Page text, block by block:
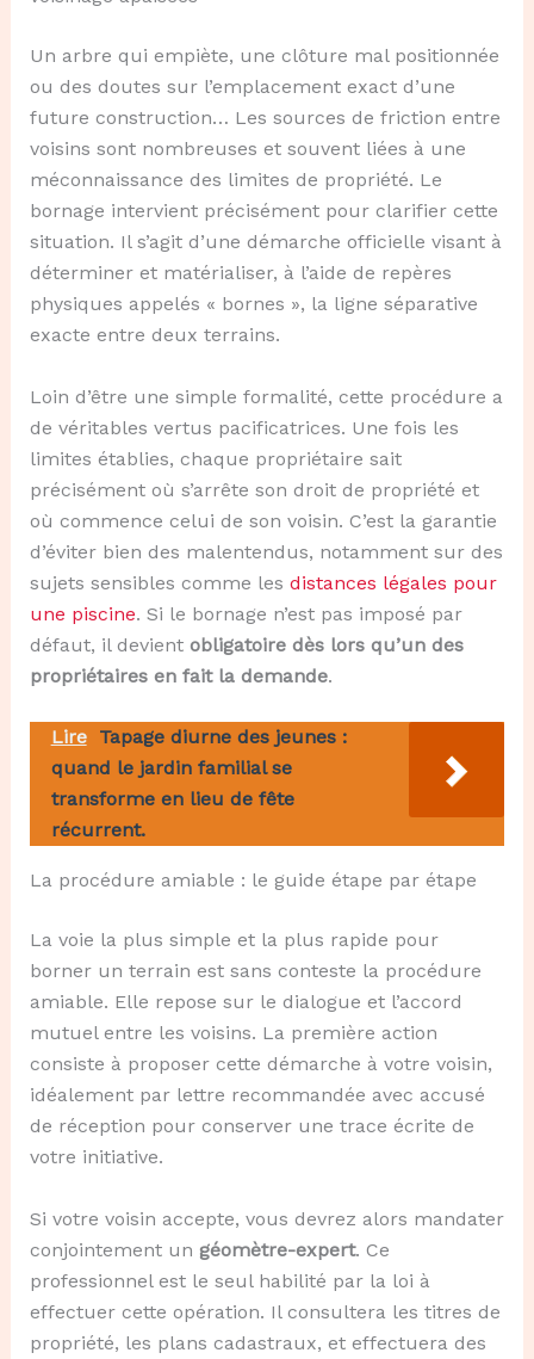
Un arbre qui empiète, une clôture mal positionnée
ou des doutes sur l’emplacement exact d’une
future construction… Les sources de friction entre
voisins sont nombreuses et souvent liées à une
méconnaissance des limites de propriété. Le
bornage intervient précisément pour clarifier cette
situation. Il s’agit d’une démarche officielle visant à
déterminer et matérialiser, à l’aide de repères
physiques appelés « bornes », la ligne séparative
exacte entre deux terrains.
Loin d’être une simple formalité, cette procédure a
de véritables vertus pacificatrices. Une fois les
limites établies, chaque propriétaire sait
précisément où s’arrête son droit de propriété et
où commence celui de son voisin. C’est la garantie
d’éviter bien des malentendus, notamment sur des
sujets sensibles comme les distances légales pour
une piscine. Si le bornage n’est pas imposé par
défaut, il devient obligatoire dès lors qu’un des
propriétaires en fait la demande.
Lire Tapage diurne des jeunes :
quand le jardin familial se
transforme en lieu de fête
récurrent.
La procédure amiable : le guide étape par étape
La voie la plus simple et la plus rapide pour
borner un terrain est sans conteste la procédure
amiable. Elle repose sur le dialogue et l’accord
mutuel entre les voisins. La première action
consiste à proposer cette démarche à votre voisin,
idéalement par lettre recommandée avec accusé
de réception pour conserver une trace écrite de
votre initiative.
Si votre voisin accepte, vous devrez alors mandater
conjointement un géomètre-expert. Ce
professionnel est le seul habilité par la loi à
effectuer cette opération. Il consultera les titres de
propriété, les plans cadastraux, et effectuera des